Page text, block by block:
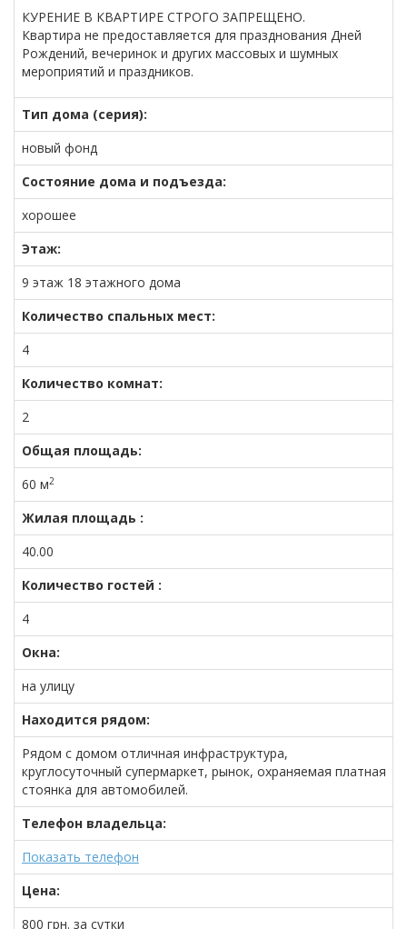
КУРЕНИЕ В КВАРТИРЕ СТРОГО ЗАПРЕЩЕНО.
Квартира не предоставляется для празднования Дней
Рождений, вечеринок и других массовых и шумных
мероприятий и праздников.
Тип дома (серия):
новый фонд
Состояние дома и подъезда:
хорошее
Этаж:
9 этаж 18 этажного дома
Количество спальных мест:
4
Количество комнат:
2
Общая площадь:
60 м2
Жилая площадь :
40.00
Количество гостей :
4
Окна:
на улицу
Находится рядом:
Рядом с домом отличная инфраструктура,
круглосуточный супермаркет, рынок, охраняемая платная
стоянка для автомобилей.
Телефон владельца:
Показать телефон
Цена:
800 грн. за сутки